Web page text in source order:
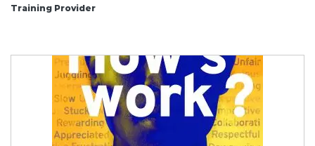
Training Provider